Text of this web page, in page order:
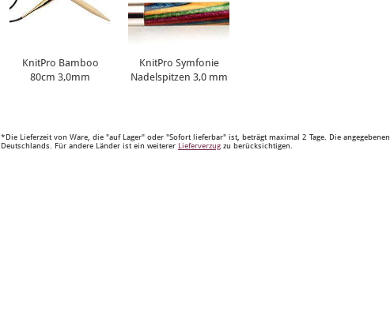
KnitPro Bamboo
80cm 3,0mm
KnitPro Symfonie
Nadelspitzen 3,0 mm
*Die Lieferzeit von Ware, die "auf Lager" oder "Sofort lieferbar" ist, beträgt maximal 2 Tage. Die
Deutschlands. Für andere Länder ist ein weiterer Lieferverzug zu berücksichtigen.